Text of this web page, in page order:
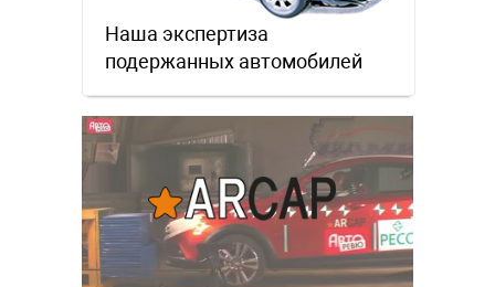
Наша экспертиза
подержанных автомобилей